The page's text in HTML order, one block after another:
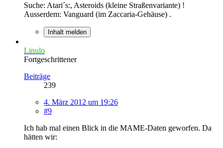
Suche: Atari´s:, Asteroids (kleine Straßenvariante) !
Ausserdem: Vanguard (im Zaccaria-Gehäuse) .
Inhalt melden
Linulo
Fortgeschrittener
Beiträge
239
4. März 2012 um 19:26
#9
Ich hab mal einen Blick in die MAME-Daten geworfen. Da
hätten wir: